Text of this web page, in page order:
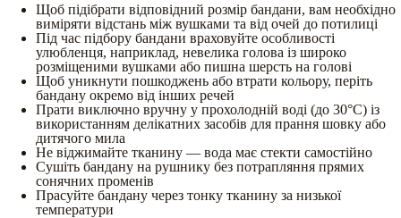
Щоб підібрати відповідний розмір бандани, вам необхідно
виміряти відстань між вушками та від очей до потилиці
Під час підбору бандани враховуйте особливості
улюбленця, наприклад, невелика голова із широко
розміщеними вушками або пишна шерсть на голові
Щоб уникнути пошкоджень або втрати кольору, періть
бандану окремо від інших речей
Прати виключно вручну у прохолодній воді (до 30°C) із
використанням делікатних засобів для прання шовку або
дитячого мила
Не віджимайте тканину — вода має стекти самостійно
Сушіть бандану на рушнику без потрапляння прямих
сонячних променів
Прасуйте бандану через тонку тканину за низької
температури